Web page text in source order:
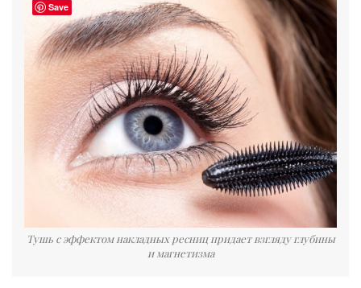
Тушь с эффектом накладных ресниц придает взгляду глубины
и магнетизма
Save